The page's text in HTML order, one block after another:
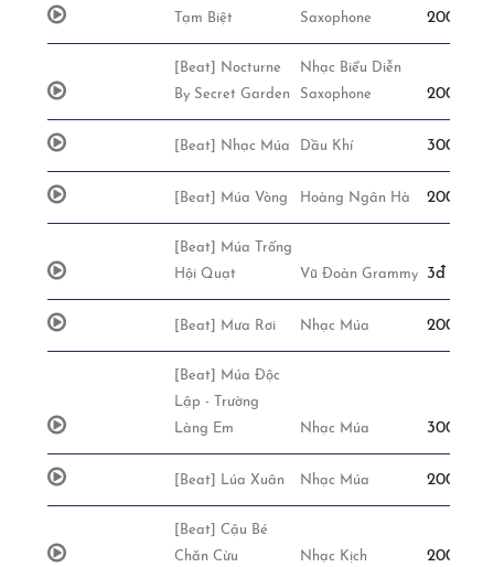
Tạm Biệt
Saxophone
[Beat] Nocturne
By Secret Garden
Nhạc Biểu Diễn
Saxophone
[Beat] Nhạc Múa Dầu Khí
[Beat] Múa Vòng Hoàng Ngân Hà
[Beat] Múa Trống
Hội Quạt
Vũ Đoàn Grammy 3đ - 0 $
[Beat] Mưa Rơi Nhạc Múa
[Beat] Múa Độc
Lập - Trường
Làng Em
Nhạc Múa
[Beat] Lúa Xuân Nhạc Múa
[Beat] Cậu Bé
Chăn Cừu
Nhạc Kịch